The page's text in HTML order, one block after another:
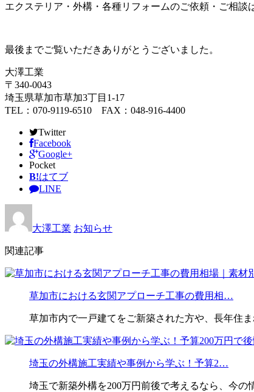
エクステリア・外構・各種リフォームのご依頼・ご相談
最後までご覧いただきありがとうございました。
大澤工業
〒340-0043
埼玉県草加市草加3丁目1-17
TEL：070-9119-6510 FAX：048-916-4400
Twitter
Facebook
Google+
Pocket
B!はてブ
LINE
大澤工業 お知らせ
関連記事
草加市における玄関アプローチ工事の費用相…
草加市内で一戸建てをご新築された方や、長年住
埼玉の外構施工実績や事例から学ぶ！予算2…
埼玉で新築外構を200万円前後で考えるなら、今